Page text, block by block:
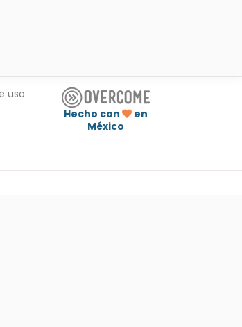
uso
Hecho con
en
México